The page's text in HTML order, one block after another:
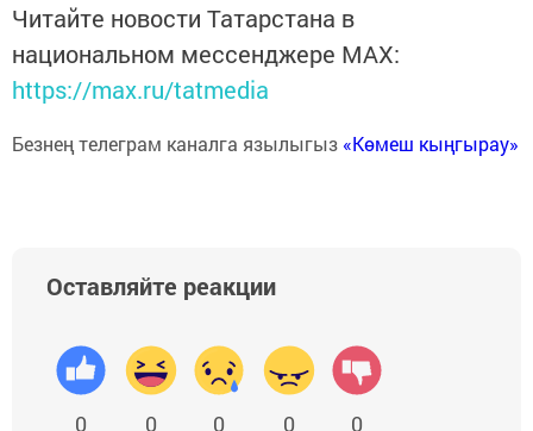
Читайте новости Татарстана в
национальном мессенджере MАХ:
https://max.ru/tatmedia
Безнең телеграм каналга язылыгыз «Көмеш кыңгырау»
Оставляйте реакции
0 0 0 0 0